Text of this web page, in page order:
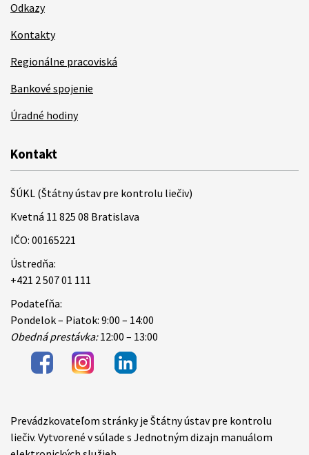
Odkazy
Kontakty
Regionálne pracoviská
Bankové spojenie
Úradné hodiny
Kontakt
ŠÚKL (Štátny ústav pre kontrolu liečiv)
Kvetná 11 825 08 Bratislava
IČO: 00165221
Ústredňa:
+421 2 507 01 111
Podateľňa:
Pondelok – Piatok: 9:00 – 14:00
Obedná prestávka:12:00 – 13:00
Items
Prevádzkovateľom stránky je Štátny ústav pre kontrolu
liečiv. Vytvorené v súlade s Jednotným dizajn manuálom